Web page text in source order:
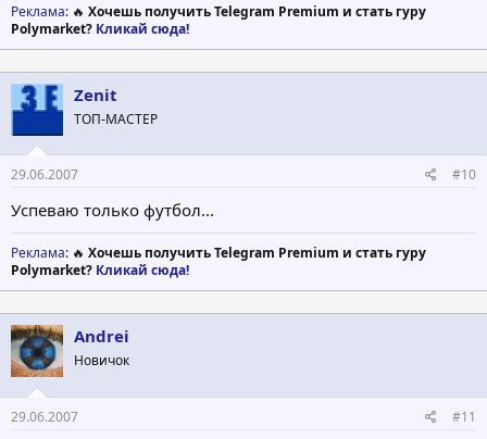
Реклама: 🔥 Хочешь получить Telegram Premium и стать гуру
Polymarket? Кликай сюда!
Zenit
ТОП-МАСТЕР
29.06.2007 #10
Успеваю только футбол...
Реклама: 🔥 Хочешь получить Telegram Premium и стать гуру
Polymarket? Кликай сюда!
Andrei
Новичок
29.06.2007 #11